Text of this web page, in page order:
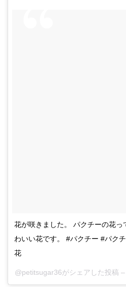
花が咲きました。 パクチーの花っ
わいい花です。 #パクチー #パク
花
@petitsugar36がシェアした投稿 –